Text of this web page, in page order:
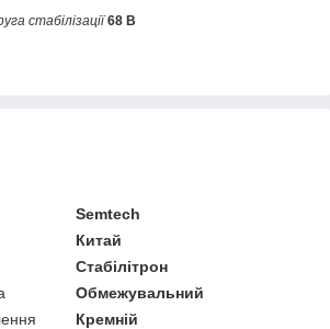
стабілізації68 В
Semtech
Китай
Стабілітрон
Обмежувальний
Кремній